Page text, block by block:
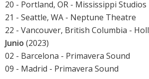
20 - Portland, OR - Mississippi Studios
21 - Seattle, WA - Neptune Theatre
22 - Vancouver, British Columbia -
Junio (2023)
02 - Barcelona - Primavera Sound
09 - Madrid - Primavera Sound